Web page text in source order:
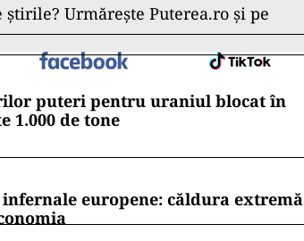
Urmărește Puterea.ro și pe
puteri pentru uraniul blocat în
1.000 de tone
europene: căldura extremă